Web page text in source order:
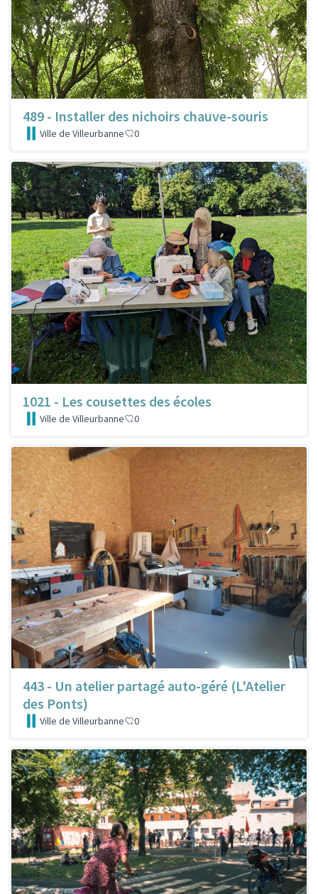
489 - Installer des nichoirs chauve-souris
Ville de Villeurbanne 0
1021 - Les cousettes des écoles
Ville de Villeurbanne 0
443 - Un atelier partagé auto-géré (L'Atelier
des Ponts)
Ville de Villeurbanne 0